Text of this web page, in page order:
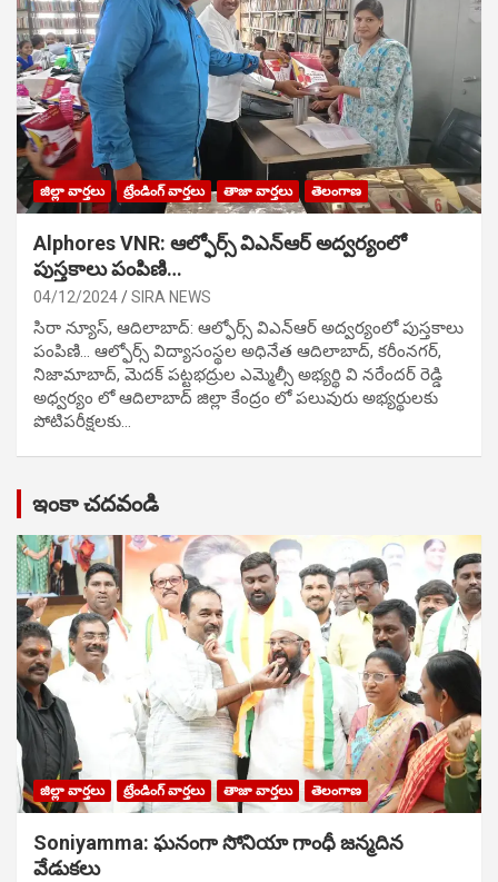
జిల్లా వార్తలు ట్రేండింగ్ వార్తలు తాజా వార్తలు తెలంగాణ
Alphores VNR: ఆల్ఫోర్స్ విఎన్ఆర్ అద్వర్యంలో
పుస్తకాలు పంపిణి…
04/12/2024 SIRA NEWS
సిరా న్యూస్, ఆదిలాబాద్: ఆల్ఫోర్స్ విఎన్ఆర్ అద్వర్యంలో పుస్తకాలు
పంపిణి… ఆల్ఫోర్స్ విద్యాసంస్థల అధినేత ఆదిలాబాద్, కరీంనగర్,
నిజామాబాద్, మెదక్ పట్టభద్రుల ఎమ్మెల్సీ అభ్యర్థి వి నరేందర్ రెడ్డి
అధ్వర్యం లో ఆదిలాబాద్ జిల్లా కేంద్రం లో పలువురు అభ్యర్థులకు
పోటిప‌రీక్ష‌ల‌కు…
ఇంకా చదవండి
జిల్లా వార్తలు ట్రేండింగ్ వార్తలు తాజా వార్తలు తెలంగాణ
Soniyamma: ఘ‌నంగా సోనియా గాంధీ జ‌న్మ‌దిన
వేడుక‌లు